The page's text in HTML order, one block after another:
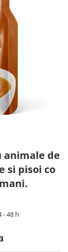
de
si pisoi co
- 48 h